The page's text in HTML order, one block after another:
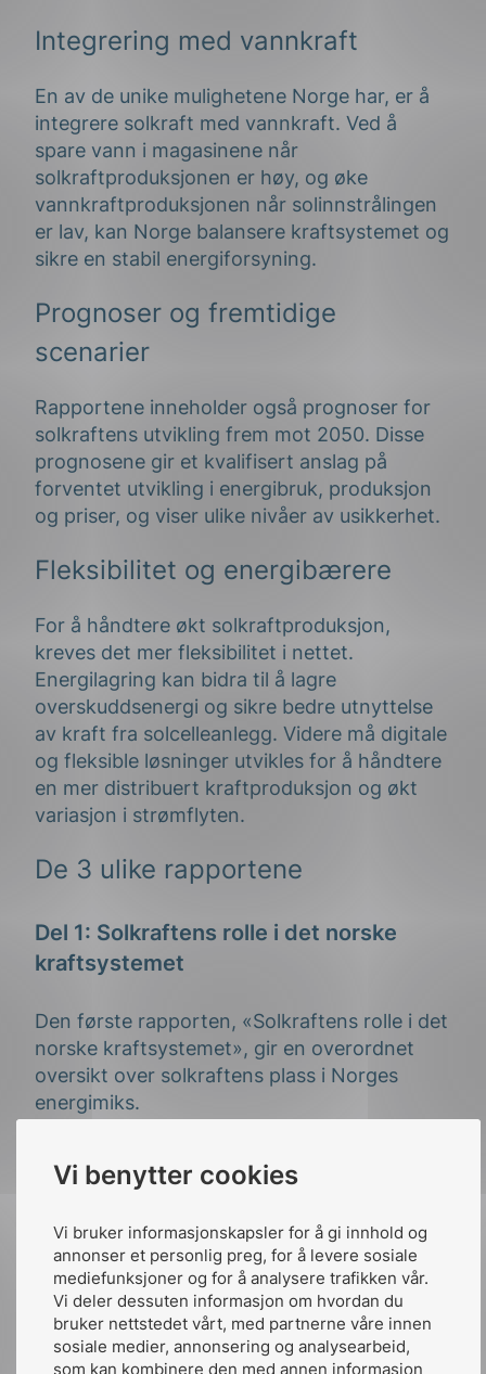
Vi benytter cookies
Vi bruker informasjonskapsler for å gi innhold og
annonser et personlig preg, for å levere sosiale
mediefunksjoner og for å analysere trafikken vår.
Vi deler dessuten informasjon om hvordan du
bruker nettstedet vårt, med partnerne våre innen
sosiale medier, annonsering og analysearbeid,
som kan kombinere den med annen informasjon
Integrering med vannkraft
En av de unike mulighetene Norge har, er å
integrere solkraft med vannkraft. Ved å
spare vann i magasinene når
solkraftproduksjonen er høy, og øke
vannkraftproduksjonen når solinnstrålingen
er lav, kan Norge balansere kraftsystemet og
sikre en stabil energiforsyning.
Prognoser og fremtidige
scenarier
Rapportene inneholder også prognoser for
solkraftens utvikling frem mot 2050. Disse
prognosene gir et kvalifisert anslag på
forventet utvikling i energibruk, produksjon
og priser, og viser ulike nivåer av usikkerhet.
Fleksibilitet og energibærere
For å håndtere økt solkraftproduksjon,
kreves det mer fleksibilitet i nettet.
Energilagring kan bidra til å lagre
overskuddsenergi og sikre bedre utnyttelse
av kraft fra solcelleanlegg. Videre må digitale
og fleksible løsninger utvikles for å håndtere
en mer distribuert kraftproduksjon og økt
variasjon i strømflyten.
De 3 ulike rapportene
Del 1: Solkraftens rolle i det norske
kraftsystemet
Den første rapporten, «Solkraftens rolle i det
norske kraftsystemet», gir en overordnet
oversikt over solkraftens plass i Norges
energimiks.
fortsatt dominerer, har solkraftproduksjon
Rapporten peker på at solenergi kan bidra til
økt forsyningssikkerhet og fleksibilitet,
spesielt i perioder med lav magasinfylling.
Videre diskuteres teknologiske fremskritt,